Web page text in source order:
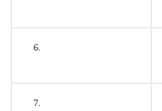
6.
7.